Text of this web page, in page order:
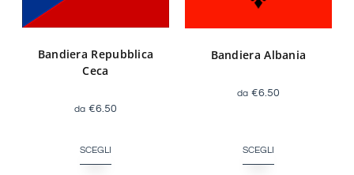
Bandiera Repubblica
Ceca
€6.50
SCEGLI
Bandiera Albania
€6.50
SCEGLI